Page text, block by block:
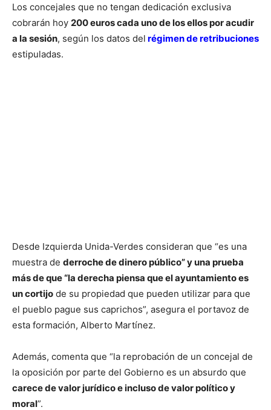
Los concejales que no tengan dedicación exclusiva
cobrarán hoy 200 euros cada uno de los ellos por acudir
a la sesión, según los datos del régimen de retribuciones
estipuladas.
Desde Izquierda Unida-Verdes consideran que “es una
muestra de derroche de dinero público” y una prueba
más de que “la derecha piensa que el ayuntamiento es
un cortijo de su propiedad que pueden utilizar para que
el pueblo pague sus caprichos”, asegura el portavoz de
esta formación, Alberto Martínez.
Además, comenta que “la reprobación de un concejal de
la oposición por parte del Gobierno es un absurdo que
carece de valor jurídico e incluso de valor político y
moral”.